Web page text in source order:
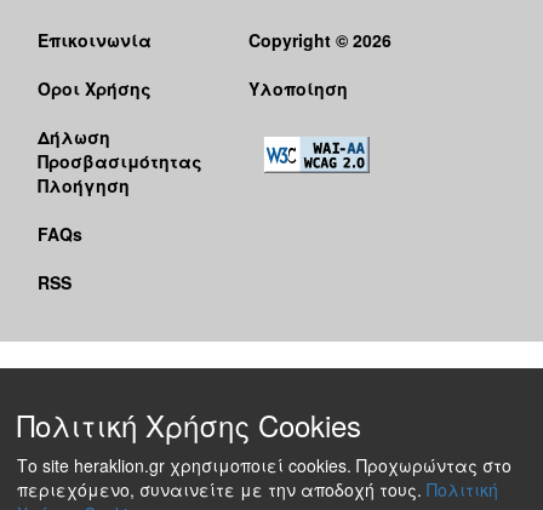
Επικοινωνία
Όροι Χρήσης
Δήλωση
Προσβασιμότητας
Πλοήγηση
FAQs
RSS
Copyright © 2026
Υλοποίηση
Πολιτική Χρήσης Cookies
Το site heraklion.gr χρησιμοποιεί cookies. Προχωρώντας στο
περιεχόμενο, συναινείτε με την αποδοχή τους. Πολιτική